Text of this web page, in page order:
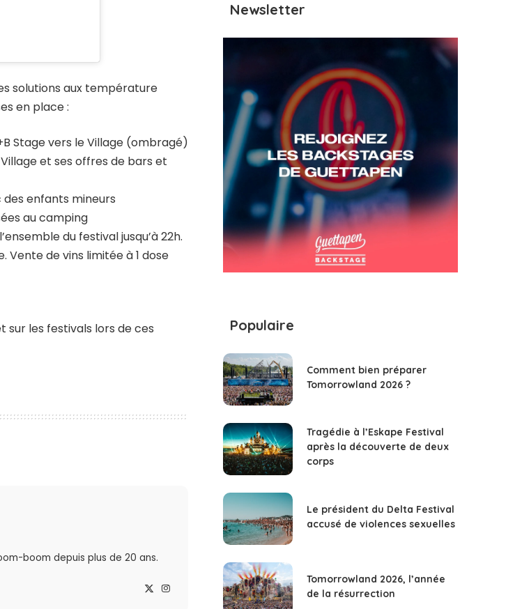
solutions aux température
en place :
Stage vers le Village (ombragé)
Village et ses offres de bars et
enfants mineurs
au camping
du festival jusqu’à 22h.
de vins limitée à 1 dose
les festivals lors de ces
boom depuis plus de 20 ans.
Newsletter
Populaire
Comment bien préparer
Tomorrowland 2026 ?
Tragédie à l’Eskape Festival
après la découverte de deux
corps
Le président du Delta Festival
accusé de violences sexuelles
Tomorrowland 2026, l’année
de la résurrection